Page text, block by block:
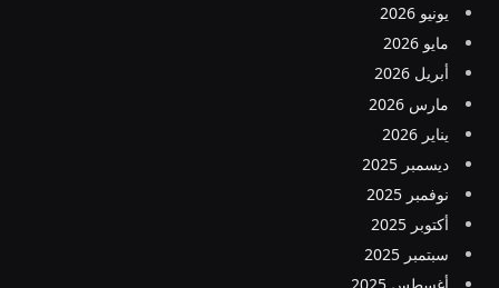
يونيو 2026
مايو 2026
أبريل 2026
مارس 2026
يناير 2026
ديسمبر 2025
نوفمبر 2025
أكتوبر 2025
سبتمبر 2025